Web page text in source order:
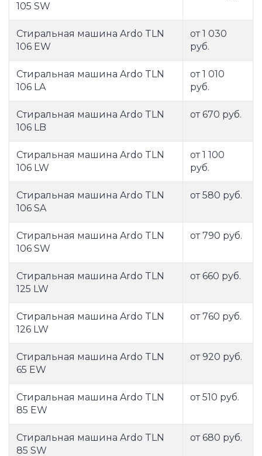
105 SW
Стиральная машина Ardo TLN
106 EW
от 1 030
руб.
Стиральная машина Ardo TLN
106 LA
от 1 010
руб.
Стиральная машина Ardo TLN
106 LB
от 670 руб.
Стиральная машина Ardo TLN
106 LW
от 1 100
руб.
Стиральная машина Ardo TLN
106 SA
от 580 руб.
Стиральная машина Ardo TLN
106 SW
от 790 руб.
Стиральная машина Ardo TLN
125 LW
от 660 руб.
Стиральная машина Ardo TLN
126 LW
от 760 руб.
Стиральная машина Ardo TLN
65 EW
от 920 руб.
Стиральная машина Ardo TLN
85 EW
от 510 руб.
Стиральная машина Ardo TLN
85 SW
от 680 руб.